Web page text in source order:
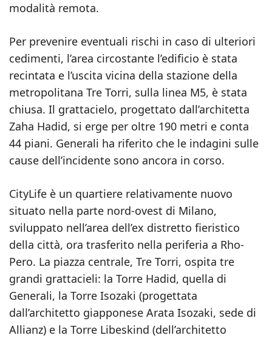
modalità remota.
Per prevenire eventuali rischi in caso di ulteriori
cedimenti, l’area circostante l’edificio è stata
recintata e l’uscita vicina della stazione della
metropolitana Tre Torri, sulla linea M5, è stata
chiusa. Il grattacielo, progettato dall’architetta
Zaha Hadid, si erge per oltre 190 metri e conta
44 piani. Generali ha riferito che le indagini sulle
cause dell’incidente sono ancora in corso.
CityLife è un quartiere relativamente nuovo
situato nella parte nord-ovest di Milano,
sviluppato nell’area dell’ex distretto fieristico
della città, ora trasferito nella periferia a Rho-
Pero. La piazza centrale, Tre Torri, ospita tre
grandi grattacieli: la Torre Hadid, quella di
Generali, la Torre Isozaki (progettata
dall’architetto giapponese Arata Isozaki, sede di
Allianz) e la Torre Libeskind (dell’architetto